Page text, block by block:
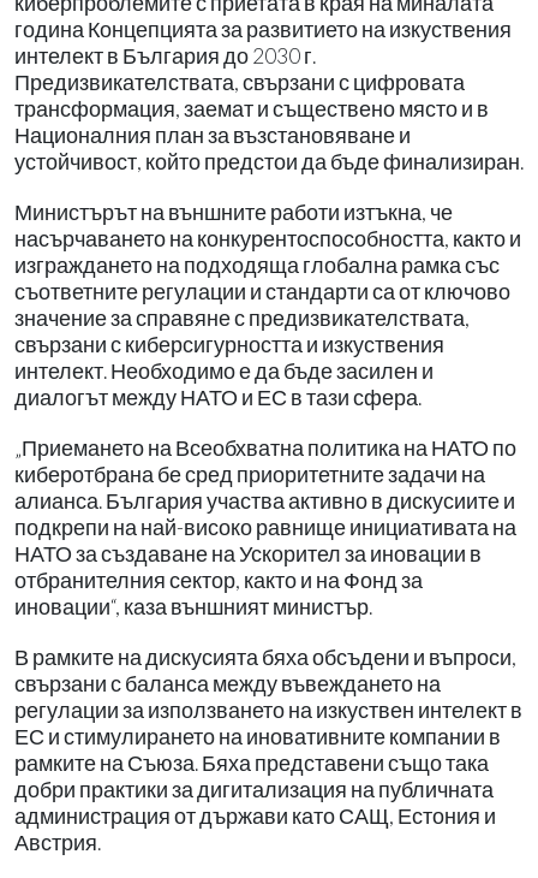
година Концепцията за развитието на изкуствения
интелект в България до 2030 г.
Предизвикателствата, свързани с цифровата
трансформация, заемат и съществено място и в
Националния план за възстановяване и
устойчивост, който предстои да бъде финализиран.
Министърът на външните работи изтъкна, че
насърчаването на конкурентоспособността, както и
изграждането на подходяща глобална рамка със
съответните регулации и стандарти са от ключово
значение за справяне с предизвикателствата,
свързани с киберсигурността и изкуствения
интелект. Необходимо е да бъде засилен и
диалогът между НАТО и ЕС в тази сфера.
„Приемането на Всеобхватна политика на НАТО по
киберотбрана бе сред приоритетните задачи на
алианса. България участва активно в дискусиите и
подкрепи на най-високо равнище инициативата на
НАТО за създаване на Ускорител за иновации в
отбранителния сектор, както и на Фонд за
иновации“, каза външният министър.
В рамките на дискусията бяха обсъдени и въпроси,
свързани с баланса между въвеждането на
регулации за използването на изкуствен интелект в
ЕС и стимулирането на иновативните компании в
рамките на Съюза. Бяха представени също така
добри практики за дигитализация на публичната
администрация от държави като САЩ, Естония и
Австрия.